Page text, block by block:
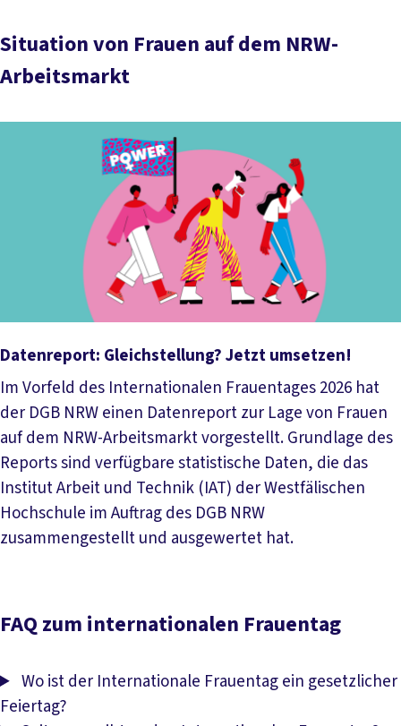
Situation von Frauen auf dem NRW-
Arbeitsmarkt
Datenreport: Gleichstellung? Jetzt umsetzen!
Im Vorfeld des Internationalen Frauentages 2026 hat
der DGB NRW einen Datenreport zur Lage von Frauen
auf dem NRW-Arbeitsmarkt vorgestellt. Grundlage des
Reports sind verfügbare statistische Daten, die das
Institut Arbeit und Technik (IAT) der Westfälischen
Hochschule im Auftrag des DGB NRW
zusammengestellt und ausgewertet hat.
FAQ zum internationalen Frauentag
Wo ist der Internationale Frauentag ein gesetzlicher
Feiertag?